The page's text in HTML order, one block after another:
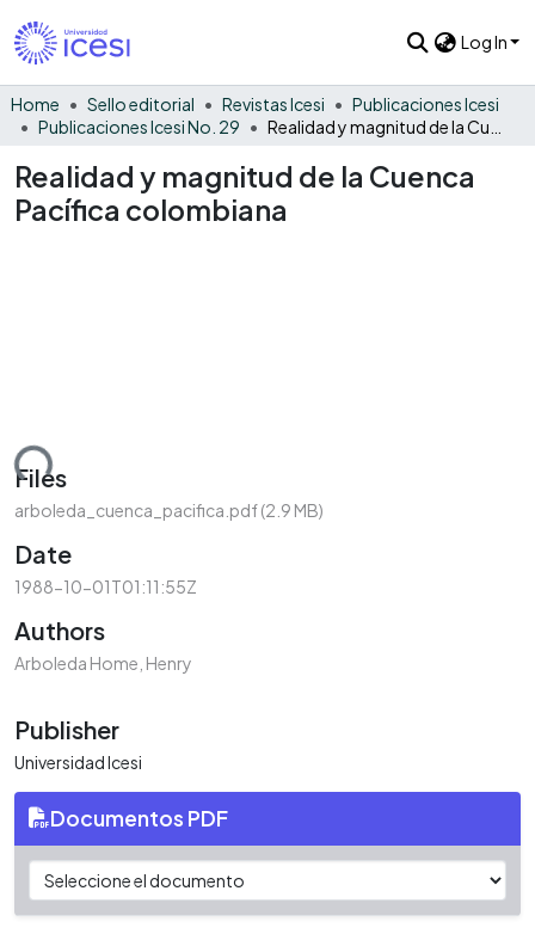
Log In
Home Sello editorial Revistas Icesi
Publicaciones Icesi
Publicaciones Icesi No. 29
Realidad y magnitud de la Cuenca
Pacífica colombiana
Files
arboleda_cuenca_pacifica.pdf(2.9 MB)
Date
1988-10-01T01:11:55Z
Authors
Arboleda Home, Henry
Publisher
Universidad Icesi
Documentos PDF